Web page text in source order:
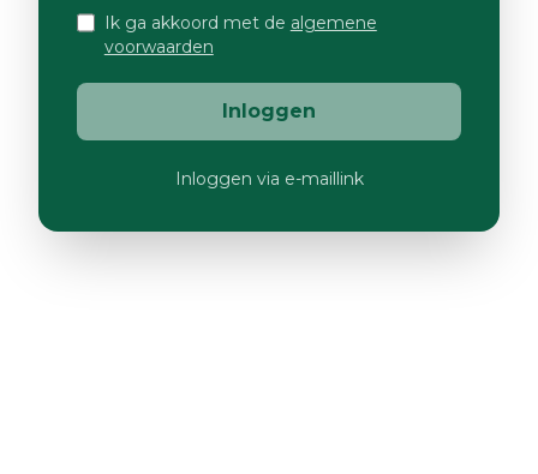
Ik ga akkoord met de algemene
voorwaarden
Inloggen
Inloggen via e-maillink